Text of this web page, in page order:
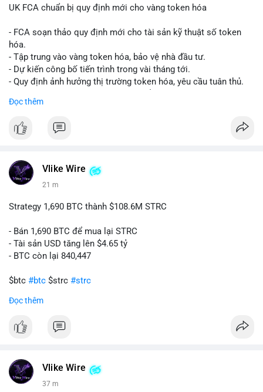
UK FCA chuẩn bị quy định mới cho vàng token hóa
- FCA soạn thảo quy định mới cho tài sản kỹ thuật số token
hóa.
- Tập trung vào vàng token hóa, bảo vệ nhà đầu tư.
- Dự kiến công bố tiến trình trong vài tháng tới.
- Quy định ảnh hưởng thị trường token hóa, yêu cầu tuân thủ.
#binancesquare
#vlikevn #titanbot
Đọc thêm
Vlike Wire
21 m
Strategy 1,690 BTC thành $108.6M STRC
- Bán 1,690 BTC để mua lại STRC
- Tài sản USD tăng lên $4.65 tỷ
- BTC còn lại 840,447
$btc #btc $strc #strc
#vlikevn
📰 Nguồn: Cointelegraph
Đọc thêm
Vlike Wire
37 m